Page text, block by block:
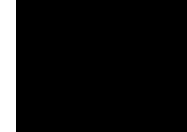
trackingoplossingen die
locatie op de kaart. Met
en IoT helpen zij
hun operationele kosten,
Of het nu gaat om realtime